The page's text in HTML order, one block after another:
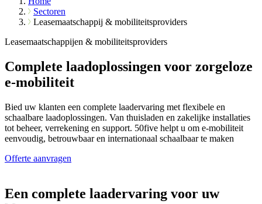
Sectoren
Leasemaatschappij & mobiliteitsproviders
Leasemaatschappijen & mobiliteitsproviders
Complete laadoplossingen voor zorgeloze
e-mobiliteit
Bied uw klanten een complete laadervaring met flexibele en
schaalbare laadoplossingen. Van thuisladen en zakelijke installaties
tot beheer, verrekening en support. 50five helpt u om e-mobiliteit
eenvoudig, betrouwbaar en internationaal schaalbaar te maken
Offerte aanvragen
Een complete laadervaring voor uw